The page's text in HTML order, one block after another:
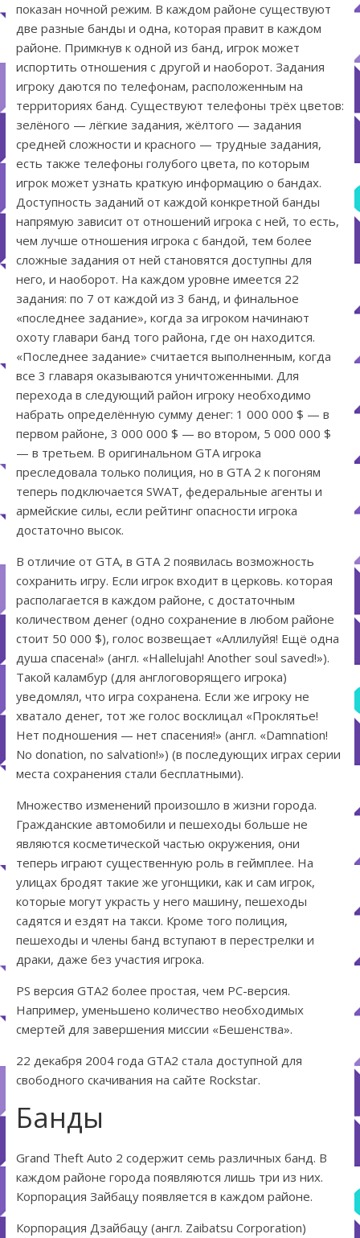
показан ночной режим. В каждом районе существуют
две разные банды и одна, которая правит в каждом
районе. Примкнув к одной из банд, игрок может
испортить отношения с другой и наоборот. Задания
игроку даются по телефонам, расположенным на
территориях банд. Существуют телефоны трёх цветов:
зелёного — лёгкие задания, жёлтого — задания
средней сложности и красного — трудные задания,
есть также телефоны голубого цвета, по которым
игрок может узнать краткую информацию о бандах.
Доступность заданий от каждой конкретной банды
напрямую зависит от отношений игрока с ней, то есть,
чем лучше отношения игрока с бандой, тем более
сложные задания от ней становятся доступны для
него, и наоборот. На каждом уровне имеется 22
задания: по 7 от каждой из 3 банд, и финальное
«последнее задание», когда за игроком начинают
охоту главари банд того района, где он находится.
«Последнее задание» считается выполненным, когда
все 3 главаря оказываются уничтоженными. Для
перехода в следующий район игроку необходимо
набрать определённую сумму денег: 1 000 000 $ — в
первом районе, 3 000 000 $ — во втором, 5 000 000 $
— в третьем. В оригинальном GTA игрока
преследовала только полиция, но в GTA 2 к погоням
теперь подключается SWAT, федеральные агенты и
армейские силы, если рейтинг опасности игрока
достаточно высок.
В отличие от GTA, в GTA 2 появилась возможность
сохранить игру. Если игрок входит в церковь. которая
располагается в каждом районе, с достаточным
количеством денег (одно сохранение в любом районе
стоит 50 000 $), голос возвещает «Аллилуйя! Ещё одна
душа спасена!» (англ. «Hallelujah! Another soul saved!»).
Такой каламбур (для англоговорящего игрока)
уведомлял, что игра сохранена. Если же игроку не
хватало денег, тот же голос восклицал «Проклятье!
Нет подношения — нет спасения!» (англ. «Damnation!
No donation, no salvation!») (в последующих играх серии
места сохранения стали бесплатными).
Множество изменений произошло в жизни города.
Гражданские автомобили и пешеходы больше не
являются косметической частью окружения, они
теперь играют существенную роль в геймплее. На
улицах бродят такие же угонщики, как и сам игрок,
которые могут украсть у него машину, пешеходы
садятся и ездят на такси. Кроме того полиция,
пешеходы и члены банд вступают в перестрелки и
драки, даже без участия игрока.
PS версия GTA2 более простая, чем PC-версия.
Например, уменьшено количество необходимых
смертей для завершения миссии «Бешенства».
22 декабря 2004 года GTA2 стала доступной для
свободного скачивания на сайте Rockstar.
Банды
Grand Theft Auto 2 содержит семь различных банд. В
каждом районе города появляются лишь три из них.
Корпорация Зайбацу появляется в каждом районе.
Корпорация Дзайбацу (англ. Zaibatsu Corporation)